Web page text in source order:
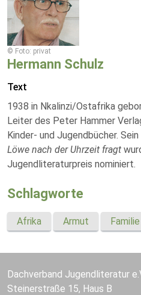
© Foto: privat
Hermann Schulz
Text
1938 in Nkalinzi/Ostafrika
Leiter des Peter Hammer
Kinder- und Jugendbücher.
Löwe nach der Uhrzeit fragt
Jugendliteraturpreis nominiert.
Schlagworte
Afrika Armut Familie
Dachverband Jugendliteratur
Steinerstraße 15, Haus B